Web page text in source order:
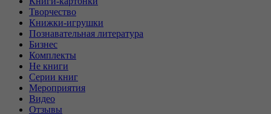
Творчество
Книжки-игрушки
Познавательная литература
Бизнес
Комплекты
Не книги
Серии книг
Мероприятия
Видео
Отзывы